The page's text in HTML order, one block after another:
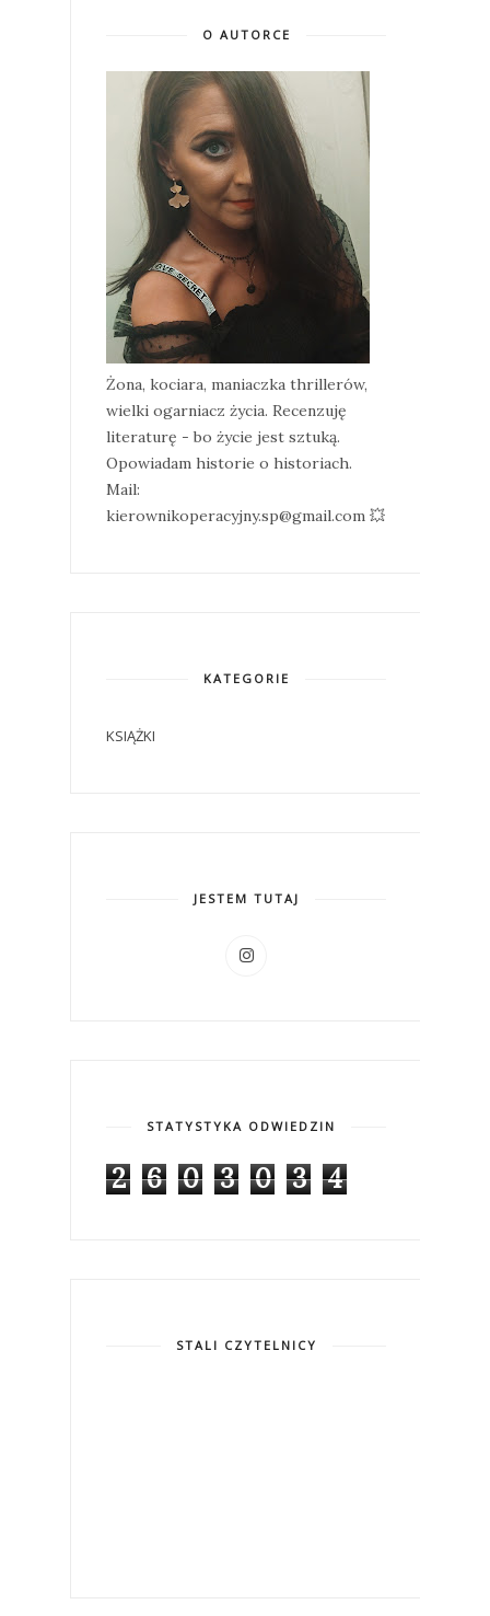
O AUTORCE
Żona, kociara, maniaczka thrillerów,
wielki ogarniacz życia. Recenzuję
literaturę - bo życie jest sztuką.
Opowiadam historie o historiach.
Mail:
kierownikoperacyjny.sp@gmail.com 💥
KATEGORIE
KSIĄŻKI
JESTEM TUTAJ
STATYSTYKA ODWIEDZIN
2 6 0 3 0 3 4
STALI CZYTELNICY